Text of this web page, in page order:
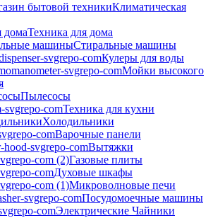
Климатическая
Техника для дома
Стиральные машины
Кулеры для воды
Мойки высокого
Пылесосы
Техника для кухни
Холодильники
Варочные панели
Вытяжки
Газовые плиты
Духовые шкафы
Микроволновые печи
Посудомоечные машины
Электрические Чайники